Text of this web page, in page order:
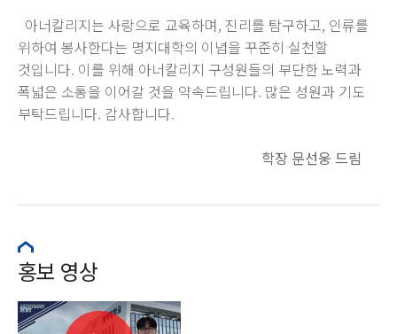
아너칼리지는 사랑으로 교육하며, 진리를 탐구하고, 인류를
위하여 봉사한다는 명지대학의 이념을 꾸준히 실천할
것입니다. 이를 위해 아너칼리지 구성원들의 부단한 노력과
폭넓은 소통을 이어갈 것을 약속드립니다. 많은 성원과 기도
부탁드립니다. 감사합니다.
학장 문선웅 드림
홍보 영상